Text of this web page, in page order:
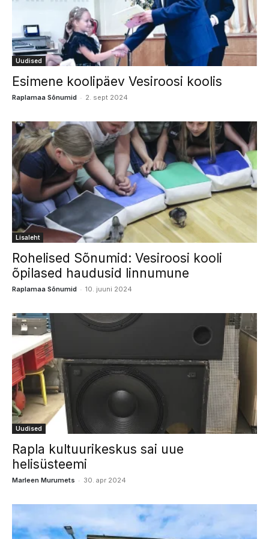
Uudised
Esimene koolipäev Vesiroosi koolis
Raplamaa Sõnumid - 2. sept 2024
Lisaleht
Rohelised Sõnumid: Vesiroosi kooli
õpilased haudusid linnumune
Raplamaa Sõnumid - 10. juuni 2024
Uudised
Rapla kultuurikeskus sai uue
helisüsteemi
Marleen Murumets - 30. apr 2024